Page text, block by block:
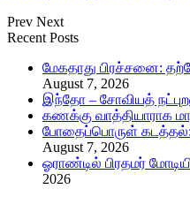
Prev Next
Recent Posts
மேகதாது பிரச்சனை:
August 7, 2026
இந்தோ – சோவியத்
கணக்கு வாத்தியாராக
போதைப்பொருள் கடத்தல்:
August 7, 2026
ஓராண்டில் பிரதமர்
2026